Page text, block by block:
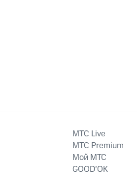
MTС Live
MTС Premium
Мой МТС
GOOD’OK